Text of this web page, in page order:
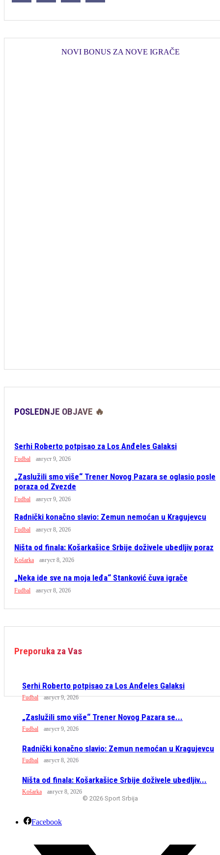
NOVI BONUS ZA NOVE IGRAČE
POSLEDNJE OBJAVE 🔥
Serhi Roberto potpisao za Los Anđeles Galaksi
Fudbal август 9, 2026
„Zaslužili smo više“ Trener Novog Pazara se oglasio posle
poraza od Zvezde
Fudbal август 9, 2026
Radnički konačno slavio: Zemun nemoćan u Kragujevcu
Fudbal август 8, 2026
Ništa od finala: Košarkašice Srbije doživele ubedljiv poraz
Košarka август 8, 2026
„Neka ide sve na moja leđa“ Stanković čuva igrače
Fudbal август 8, 2026
Preporuka za Vas
Serhi Roberto potpisao za Los Anđeles Galaksi
Fudbal август 9, 2026
„Zaslužili smo više“ Trener Novog Pazara se...
Fudbal август 9, 2026
Radnički konačno slavio: Zemun nemoćan u Kragujevcu
Fudbal август 8, 2026
Ništa od finala: Košarkašice Srbije doživele ubedljiv...
Košarka август 8, 2026
© 2026 Sport Srbija
Facebook